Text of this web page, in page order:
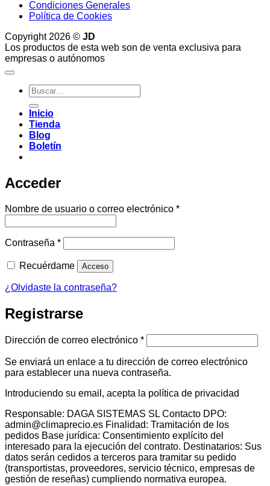
Condiciones Generales
Política de Cookies
Copyright 2026 © JD
Los productos de esta web son de venta exclusiva para
empresas o autónomos
Buscar
por:
Inicio
Tienda
Blog
Boletín
Acceder
Nombre de usuario o correo electrónico *Obligatorio
Contraseña *Obligatorio
Recuérdame Acceso
¿Olvidaste la contraseña?
Registrarse
Dirección de correo electrónico *Obligatorio
Se enviará un enlace a tu dirección de correo electrónico
para establecer una nueva contraseña.
Introduciendo su email, acepta la política de privacidad
Responsable: DAGA SISTEMAS SL Contacto DPO:
admin@climaprecio.es Finalidad: Tramitación de los
pedidos Base jurídica: Consentimiento explícito del
interesado para la ejecución del contrato. Destinatarios: Sus
datos serán cedidos a terceros para tramitar su pedido
(transportistas, proveedores, servicio técnico, empresas de
gestión de reseñas) cumpliendo normativa europea.